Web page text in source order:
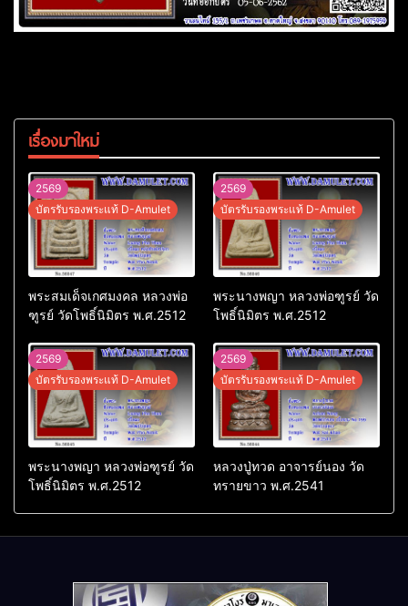
เรื่องมาใหม่
2569
บัตรรับรองพระแท้ D-Amulet
พระสมเด็จเกศมงคล หลวงพ่อ
ฑูรย์ วัดโพธิ์นิมิตร พ.ศ.2512
2569
บัตรรับรองพระแท้ D-Amulet
พระนางพญา หลวงพ่อฑูรย์ วัด
โพธิ์นิมิตร พ.ศ.2512
2569
บัตรรับรองพระแท้ D-Amulet
พระนางพญา หลวงพ่อฑูรย์ วัด
โพธิ์นิมิตร พ.ศ.2512
2569
บัตรรับรองพระแท้ D-Amulet
หลวงปู่ทวด อาจารย์นอง วัด
ทรายขาว พ.ศ.2541